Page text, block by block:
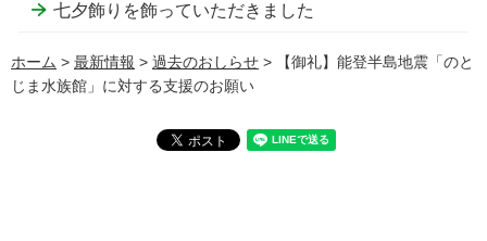
七夕飾りを飾っていただきました
ホーム > 最新情報 > 過去のおしらせ > 【御礼】能登半島地震「のと
じま水族館」に対する支援のお願い